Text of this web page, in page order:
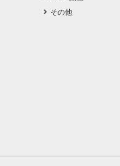
その他